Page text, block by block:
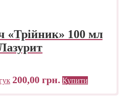
«Трійник» 100 мл
200,00 грн. Купити